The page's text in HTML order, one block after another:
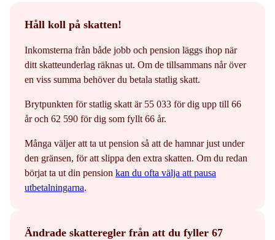
Håll koll på skatten!
Inkomsterna från både jobb och pension läggs ihop när
ditt skatteunderlag räknas ut. Om de tillsammans når över
en viss summa behöver du betala statlig skatt.
Brytpunkten för statlig skatt är 55 033 för dig upp till 66
år och 62 590 för dig som fyllt 66 år.
Många väljer att ta ut pension så att de hamnar just under
den gränsen, för att slippa den extra skatten. Om du redan
börjat ta ut din pension kan du ofta välja att pausa
utbetalningarna.
Ändrade skatteregler från att du fyller 67